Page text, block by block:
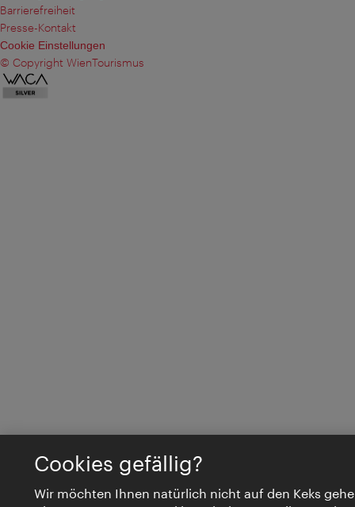
Barrierefreiheit
Presse-Kontakt
Cookie Einstellungen
© Copyright WienTourismus
Cookies gefällig?
Wir möchten Ihnen natürlich nicht auf den Keks